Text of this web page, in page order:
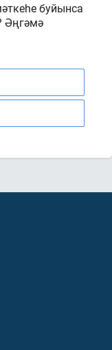
буйынса
Әңгәмә